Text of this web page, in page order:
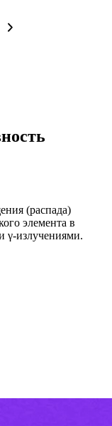
(распада)
элемента в
γ-излучениями.